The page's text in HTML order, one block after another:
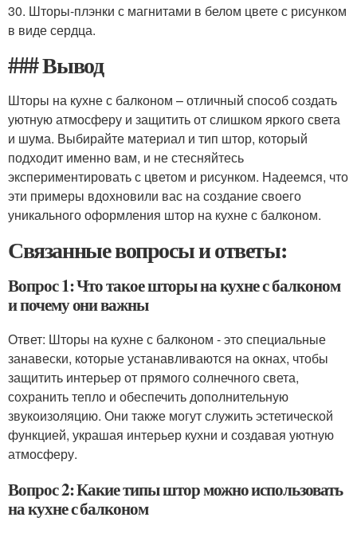
30. Шторы-плэнки с магнитами в белом цвете с рисунком
в виде сердца.
### Вывод
Шторы на кухне с балконом – отличный способ создать
уютную атмосферу и защитить от слишком яркого света
и шума. Выбирайте материал и тип штор, который
подходит именно вам, и не стесняйтесь
экспериментировать с цветом и рисунком. Надеемся, что
эти примеры вдохновили вас на создание своего
уникального оформления штор на кухне с балконом.
Связанные вопросы и ответы:
Вопрос 1: Что такое шторы на кухне с балконом
и почему они важны
Ответ: Шторы на кухне с балконом - это специальные
занавески, которые устанавливаются на окнах, чтобы
защитить интерьер от прямого солнечного света,
сохранить тепло и обеспечить дополнительную
звукоизоляцию. Они также могут служить эстетической
функцией, украшая интерьер кухни и создавая уютную
атмосферу.
Вопрос 2: Какие типы штор можно использовать
на кухне с балконом